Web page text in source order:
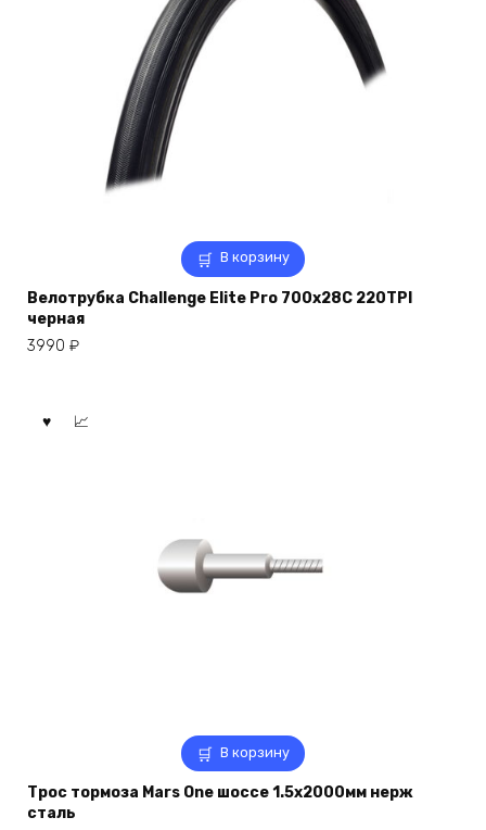
В корзину
Велотрубка Challenge Elite Pro 700x28C 220TPI
черная
3990 ₽
В корзину
Трос тормоза Mars One шоссе 1.5х2000мм нерж
сталь